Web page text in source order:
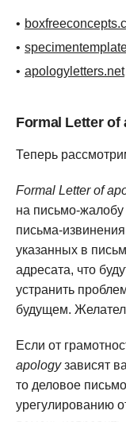
apologyletters.net
Formal Letter of
Теперь
Formal Letter of
на письмо-жалобу
письма-
указанных в
адресата, что
устранить
будущем.
Если от
apologyзависят
то деловое
урегулированию